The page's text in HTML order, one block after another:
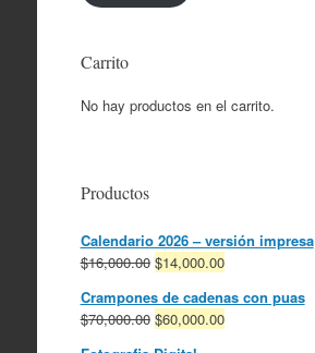
Carrito
No hay productos en el carrito.
Productos
Calendario 2026 – versión impresa
$16,000.00 El
original
era:
$16,000.00.
$14,000.00El
actual
es:
Crampones de cadenas con puas
$70,000.00 El
$60,000.00El